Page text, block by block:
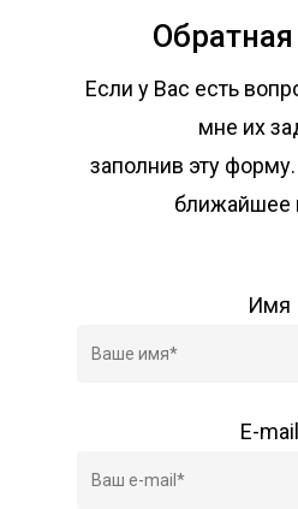
Если у Вас есть
мне их
заполнив эту
ближайшее
Имя
E-mail